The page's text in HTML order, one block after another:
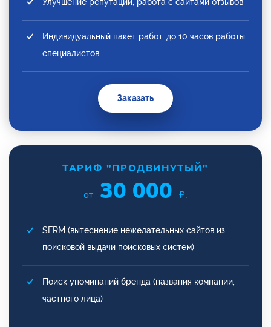
Индивидуальный пакет работ, до 10 часов работы
специалистов
Заказать
ТАРИФ "ПРОДВИНУТЫЙ"
от 30 000 ₽.
SERM (вытеснение нежелательных сайтов из
поисковой выдачи поисковых систем)
Поиск упоминаний бренда (названия компании,
частного лица)